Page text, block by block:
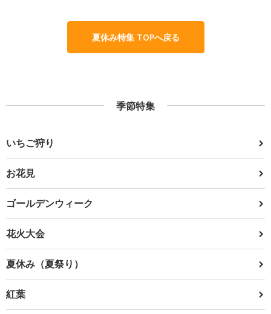
夏休み特集 TOPへ戻る
季節特集
いちご狩り
お花見
ゴールデンウィーク
花火大会
夏休み（夏祭り）
紅葉